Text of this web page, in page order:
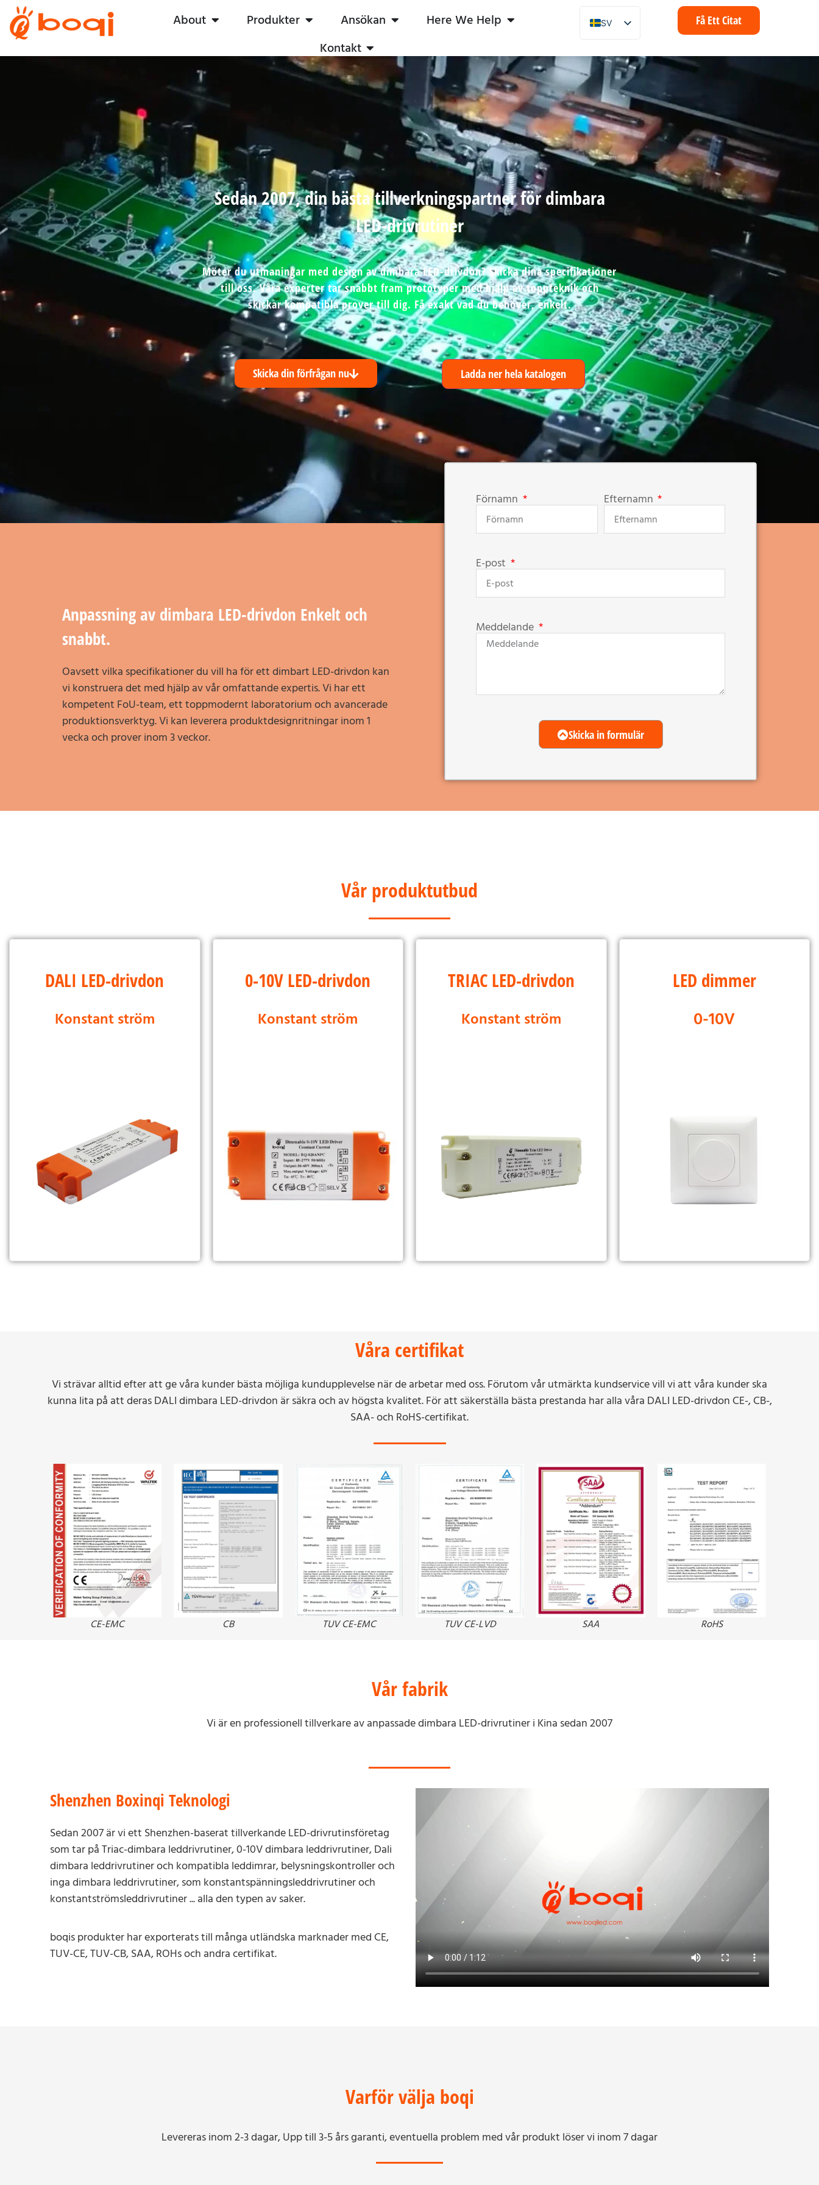
About Produkter Ansökan
Here We Help
Kontakt
SV
EN
ZH
FR
IT
DE
ES
PT
ID
Få Ett Citat
Sedan 2007, din bästa tillverkningspartner för dimbara
LED-drivrutiner
Möter du utmaningar med design av dimbara LED-drivdon? Skicka dina specifikationer
till oss. Våra experter tar snabbt fram prototyper med hjälp av toppteknik och
skickar kompatibla prover till dig. Få exakt vad du behöver, enkelt.
Skicka din förfrågan nu Ladda ner hela katalogen
Anpassning av dimbara LED-drivdon Enkelt och
snabbt.
Oavsett vilka specifikationer du vill ha för ett dimbart LED-drivdon kan
vi konstruera det med hjälp av vår omfattande expertis. Vi har ett
kompetent FoU-team, ett toppmodernt laboratorium och avancerade
produktionsverktyg. Vi kan leverera produktdesignritningar inom 1
vecka och prover inom 3 veckor.
Förnamn Efternamn
E-post
Meddelande
Skicka in formulär
Vår produktutbud
DALI LED-drivdon
Konstant ström
DALI Dimbar LED-
0-10V LED-drivdon
Konstant ström
0-10V Dimbar LED-
TRIAC LED-drivdon
Konstant ström
TRIAC dimbar LED-
LED dimmer
0-10V
LED dimmer
TRIAC
Våra certifikat
Vi strävar alltid efter att ge våra kunder bästa möjliga kundupplevelse när de arbetar med oss. Förutom vår utmärkta kundservice vill vi att våra kunder ska
kunna lita på att deras DALI dimbara LED-drivdon är säkra och av högsta kvalitet. För att säkerställa bästa prestanda har alla våra DALI LED-drivdon CE-, CB-,
SAA- och RoHS-certifikat.
CE-EMC CB TUV CE-EMC TUV CE-LVD SAA RoHS
Vår fabrik
Vi är en professionell tillverkare av anpassade dimbara LED-drivrutiner i Kina sedan 2007
Shenzhen Boxinqi Teknologi
Sedan 2007 är vi ett Shenzhen-baserat tillverkande LED-drivrutinsföretag
som tar på Triac-dimbara leddrivrutiner, 0-10V dimbara leddrivrutiner, Dali
dimbara leddrivrutiner och kompatibla leddimrar, belysningskontroller och
inga dimbara leddrivrutiner, som konstantspänningsleddrivrutiner och
konstantströmsleddrivrutiner ... alla den typen av saker.
boqis produkter har exporterats till många utländska marknader med CE,
TUV-CE, TUV-CB, SAA, ROHs och andra certifikat.
Varför välja boqi
Levereras inom 2-3 dagar, Upp till 3-5 års garanti, eventuella problem med vår produkt löser vi inom 7 dagar